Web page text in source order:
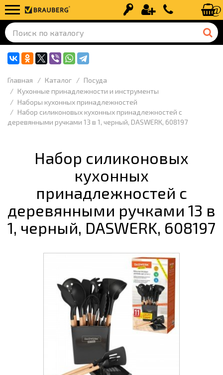
Вход Регистрация+7 (499) 110-
Главная Каталог
Посуда
Кухонные принадлежности и инструменты
Наборы кухонных принадлежностей
Набор силиконовых кухонных принадлежностей с
деревянными ручками 13 в 1, черный, DASWERK, 608197
Набор силиконовых
кухонных
принадлежностей с
деревянными ручками 13 в
1, черный, DASWERK, 608197